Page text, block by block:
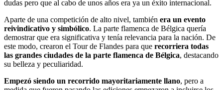
dudas pero que al cabo de unos años era ya un éxito internacional.
Aparte de una competición de alto nivel, también era un evento
reivindicativo y simbólico. La parte flamenca de Bélgica quería
demostrar que era significativa y tenía relevancia para la nación. De
este modo, crearon el Tour de Flandes para que recorriera todas
las grandes ciudades de la parte flamenca de Bélgica, destacando
su belleza y peculiaridad.
Empezó siendo un recorrido mayoritariamente llano, pero a